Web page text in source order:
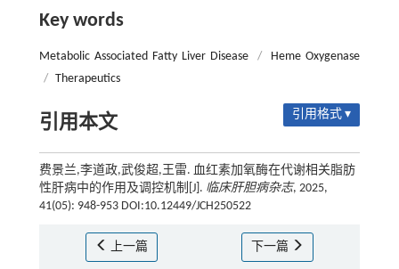
Key words
Metabolic Associated Fatty Liver Disease /
Heme Oxygenase
/ Therapeutics
引用本文 引用格式 ▾
费景兰,李道政,武俊超,王雷. 血红素加氧酶在代谢相关脂肪
性肝病中的作用及调控机制[J]. 临床肝胆病杂志, 2025,
41(05): 948-953 DOI:10.12449/JCH250522
上一篇 下一篇